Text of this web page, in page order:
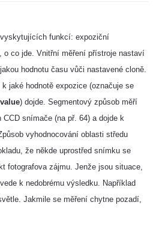
funkcí: expoziční
o co jde. Vnitřní měření přístroje nastaví
hodnotu času vůči nastavené cloně.
jaké hodnotě expozice (označuje se
) dojde. Segmentový způsob měří
snímače (na př. 64) a dojde k
vyhodnocování oblasti středu
že někde uprostřed snímku se
fotografova zájmu. Jenže jsou situace,
k nedobrému výsledku. Například
Jakmile se měření chytne pozadí,